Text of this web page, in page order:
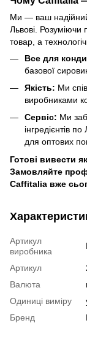
Ми — ваш надійний
Львові.
товар, а
Все для
базової
Якість: Ми
виробниками
Сервіс: Ми
інгредієнтів
для оптових
Готові вивести
Замовляйте
Caffitalia вже
Артикул
виробника
Артикул
Валюта
Одиниці виміру
Бренд